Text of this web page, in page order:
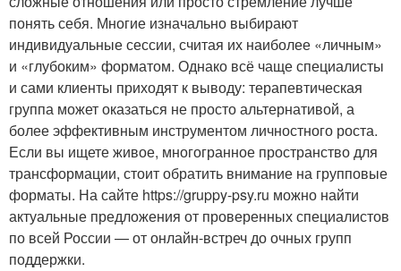
понять себя. Многие изначально выбирают
индивидуальные сессии, считая их наиболее «личным»
и «глубоким» форматом. Однако всё чаще специалисты
и сами клиенты приходят к выводу: терапевтическая
группа может оказаться не просто альтернативой, а
более эффективным инструментом личностного роста.
Если вы ищете живое, многогранное пространство для
трансформации, стоит обратить внимание на групповые
форматы. На сайте https://gruppy-psy.ru можно найти
актуальные предложения от проверенных специалистов
по всей России — от онлайн-встреч до очных групп
поддержки.